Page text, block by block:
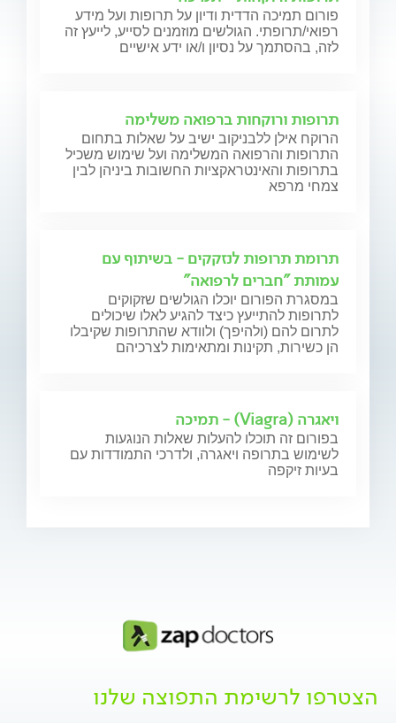
פורום תמיכה הדדית ודיון על תרופות ועל מידע
רפואי/תרופתי. הגולשים מוזמנים לסייע, לייעץ זה
לזה, בהסתמך על נסיון ו/או ידע אישיים
תרופות ורוקחות ברפואה משלימה
הרוקח אילן ללבניקוב ישיב על שאלות בתחום
התרופות והרפואה המשלימה ועל שימוש משכיל
בתרופות והאינטראקציות החשובות ביניהן לבין
צמחי מרפא
תרומת תרופות לנזקקים - בשיתוף עם
עמותת "חברים לרפואה"
במסגרת הפורום יוכלו הגולשים שזקוקים
לתרופות להתייעץ כיצד להגיע לאלו שיכולים
לתרום להם (ולהיפך) ולוודא שהתרופות שקיבלו
הן כשירות, תקינות ומתאימות לצרכיהם
ויאגרה (Viagra) - תמיכה
בפורום זה תוכלו להעלות שאלות הנוגעות
לשימוש בתרופה ויאגרה, ולדרכי התמודדות עם
בעיות זיקפה
הצטרפו לרשימת התפוצה שלנו